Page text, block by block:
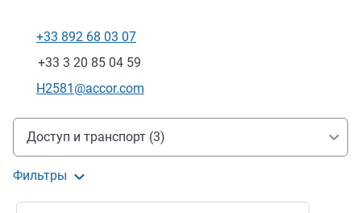
Телефон
+33 892 68 03 07
Факс
+33 3 20 85 04 59
Контактный адрес электронной почты
H2581@accor.com
Доступ и транспорт
Доступ и транспорт (3)
Фильтры